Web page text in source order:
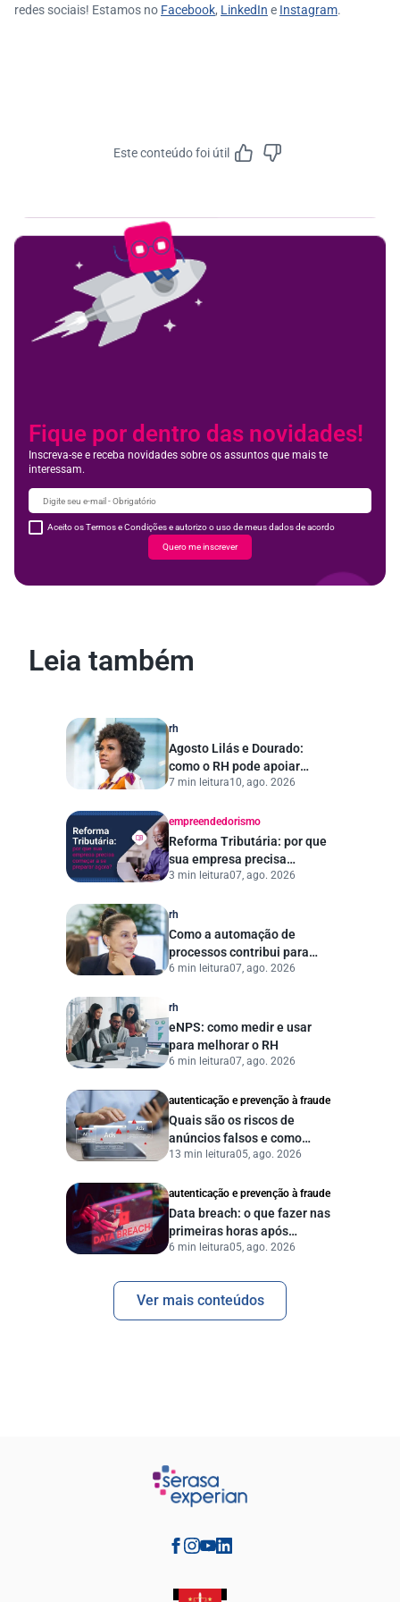
redes sociais! Estamos no Facebook, LinkedIn e Instagram.
Este conteúdo foi útil
Fique por dentro das novidades!
Inscreva-se e receba novidades sobre os assuntos que mais te
interessam.
Aceito os Termos e Condições e autorizo o uso de meus dados de acordo
Quero me inscrever
Leia também
rh
Agosto Lilás e Dourado:
como o RH pode apoiar
campanhas de
ambiente de trabalho
7 min leitura10, ago. 2026
empreendedorismo
Reforma Tributária: por que
sua empresa precisa
começar a se preparar
3 min leitura07, ago. 2026
rh
Como a automação de
processos contribui para
uma gestão pública mais
6 min leitura07, ago. 2026
rh
eNPS: como medir e usar
para melhorar o RH
6 min leitura07, ago. 2026
autenticação e prevenção à fraude
Quais são os riscos de
anúncios falsos e como
proteger seu negócio?
13 min leitura05, ago. 2026
autenticação e prevenção à fraude
Data breach: o que fazer nas
primeiras horas após
vazamento de dados?
6 min leitura05, ago. 2026
Ver mais conteúdos